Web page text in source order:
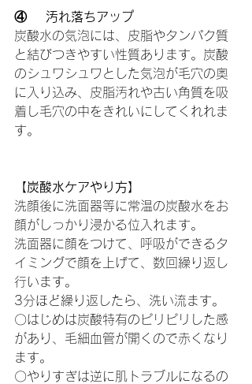
④    汚れ落ちアップ
炭酸水の気泡には、皮脂やタンパク質
と結びつきやすい性質あります。炭酸
のシュワシュワとした気泡が毛穴の奥
に入り込み、皮脂汚れや古い角質を吸
着し毛穴の中をきれいにしてくれれま
す。
【炭酸水ケアやり方】
洗顔後に洗面器等に常温の炭酸水をお
顔がしっかり浸かる位入れます。
洗面器に顔をつけて、呼吸ができるタ
イミングで顔を上げて、数回繰り返し
行います。
3分ほど繰り返したら、洗い流ます。
〇はじめは炭酸特有のピリピリした感
があり、毛細血管が開くので赤くなり
ます。
〇やりすぎは逆に肌トラブルになるの